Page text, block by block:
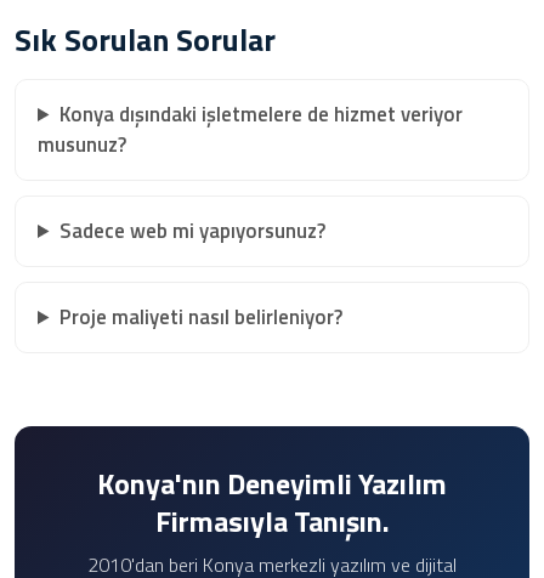
Sık Sorulan Sorular
Konya dışındaki işletmelere de hizmet veriyor
musunuz?
Sadece web mi yapıyorsunuz?
Proje maliyeti nasıl belirleniyor?
Konya'nın Deneyimli Yazılım
Firmasıyla Tanışın.
2010'dan beri Konya merkezli yazılım ve dijital